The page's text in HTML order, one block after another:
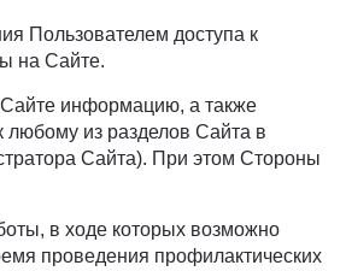
Пользователем доступа к
на Сайте.
Сайте информацию, а также
любому из разделов Сайта в
Сайта). При этом Стороны
в ходе которых возможно
проведения профилактических